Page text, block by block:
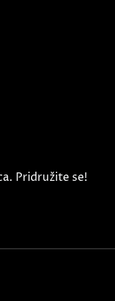
Pridružite se!